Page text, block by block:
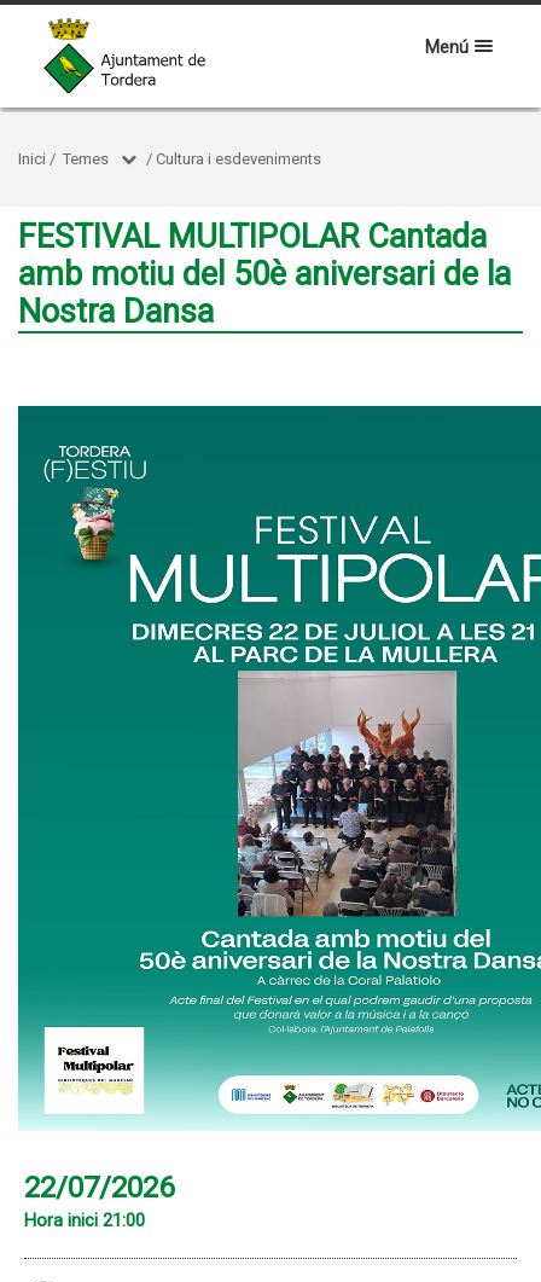
Menú
Inici / Temes / Cultura i esdeveniments
FESTIVAL MULTIPOLAR Cantada
amb motiu del 50è aniversari de la
Nostra Dansa
22/07/2026
Hora inici 21:00